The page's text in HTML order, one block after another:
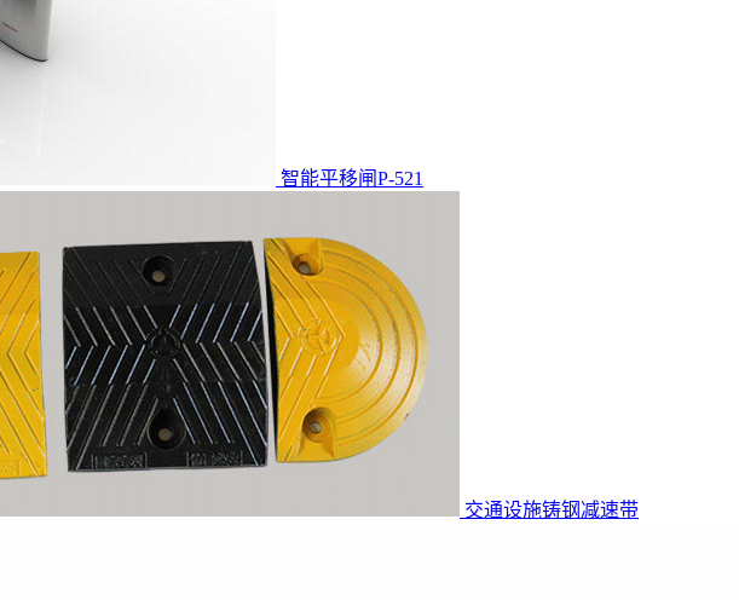
智能平移闸P-521
交通设施铸钢减速带